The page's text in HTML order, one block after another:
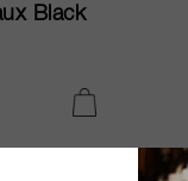
Black